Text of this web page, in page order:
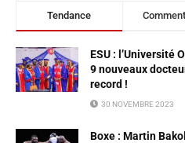
Tendance
ESU : l’Université
9 nouveaux
record !
30 NOVEMBRE 2023
Boxe : Martin